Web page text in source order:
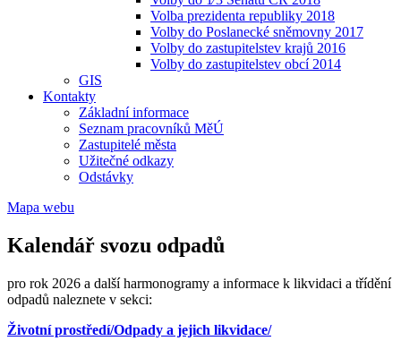
Volba prezidenta republiky 2018
Volby do Poslanecké sněmovny 2017
Volby do zastupitelstev krajů 2016
Volby do zastupitelstev obcí 2014
GIS
Kontakty
Základní informace
Seznam pracovníků MěÚ
Zastupitelé města
Užitečné odkazy
Odstávky
Mapa webu
Kalendář svozu odpadů
pro rok 2026 a další harmonogramy a informace k likvidaci a třídění
odpadů naleznete v sekci:
Životní prostředí/Odpady a jejich likvidace/